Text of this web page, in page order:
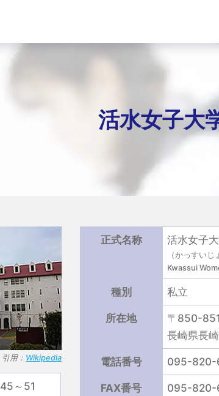
活水女子大
引用： Wikipedia
45～51
正式名称 活水女子
（かっすいじ
Kwassui
種別 私立
所在地
〒850-
長崎県長
電話番号 095-820-
FAX番号 095-820-